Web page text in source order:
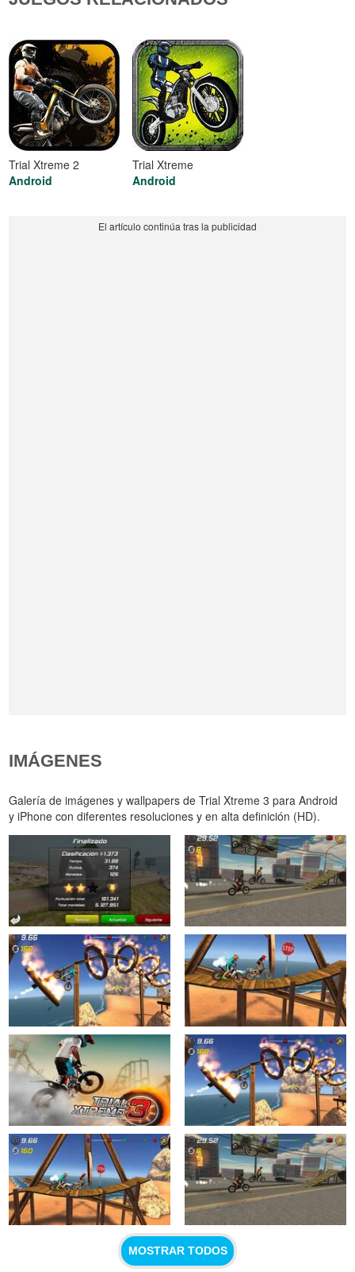
Trial Xtreme 2
Android
Trial Xtreme
Android
IMÁGENES
Galería de imágenes y wallpapers de Trial Xtreme 3 para Android
y iPhone con diferentes resoluciones y en alta definición (HD).
MOSTRAR TODOS